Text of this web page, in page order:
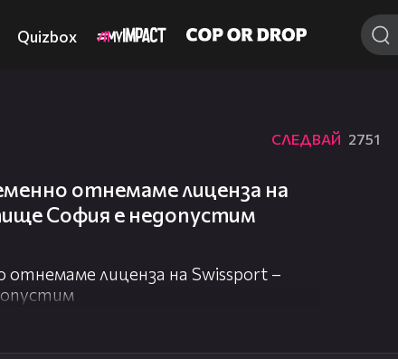
Quizbox
СЛЕДВАЙ 2751
отнемаме лиценза на
София е недопустим
лиценза на Swissport –